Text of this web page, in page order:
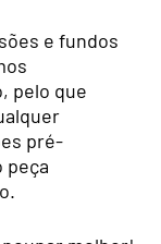
e fundos
pelo que
pré-
peça